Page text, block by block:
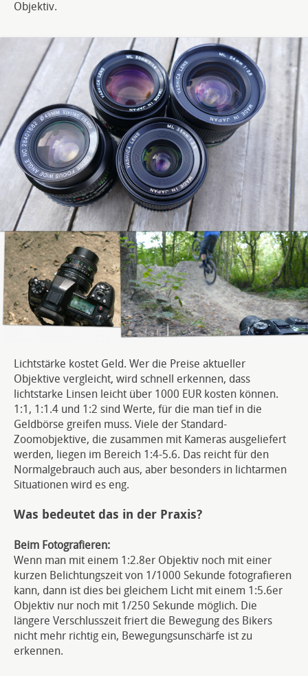
Objektiv.
Lichtstärke kostet Geld. Wer die Preise aktueller
Objektive vergleicht, wird schnell erkennen, dass
lichtstarke Linsen leicht über 1000 EUR kosten können.
1:1, 1:1.4 und 1:2 sind Werte, für die man tief in die
Geldbörse greifen muss. Viele der Standard-
Zoomobjektive, die zusammen mit Kameras ausgeliefert
werden, liegen im Bereich 1:4-5.6. Das reicht für den
Normalgebrauch auch aus, aber besonders in lichtarmen
Situationen wird es eng.
Was bedeutet das in der Praxis?
Beim Fotografieren:
Wenn man mit einem 1:2.8er Objektiv noch mit einer
kurzen Belichtungszeit von 1/1000 Sekunde fotografieren
kann, dann ist dies bei gleichem Licht mit einem 1:5.6er
Objektiv nur noch mit 1/250 Sekunde möglich. Die
längere Verschlusszeit friert die Bewegung des Bikers
nicht mehr richtig ein, Bewegungsunschärfe ist zu
erkennen.